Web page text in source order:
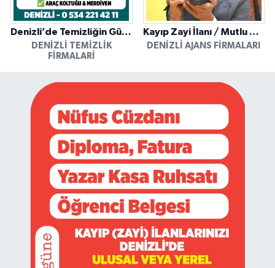
Denizli’de Temizliğin Güvenilir Adresi: Özkan Yerinde Yıkama
DENIZLI TEMIZLIK
FIRMALARI
Kayıp Zayi İlanı / Mutlu Ajans / Denizli
DENIZLI AJANS FIRMALARI